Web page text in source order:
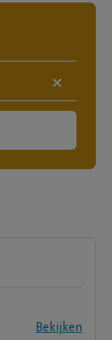
×
Bekijken